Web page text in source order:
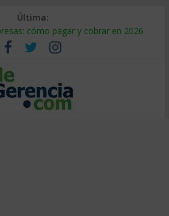
Última:
cómo pagar y cobrar en 2026
es y por qué sale tan caro
cómo auditarla a tiempo
de suministro: qué hacer
UU.: cómo segmentarlo y venderle